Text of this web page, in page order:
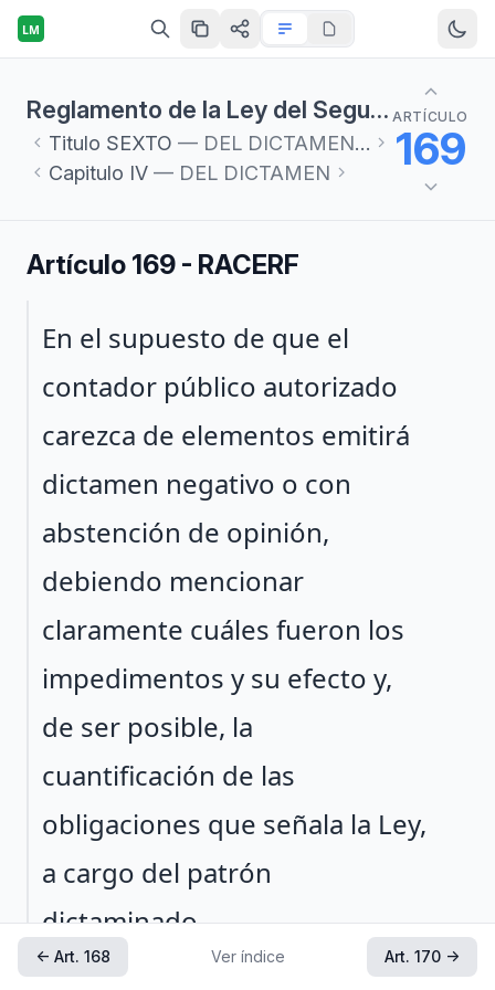
LM
Reglamento de la Ley del Seguro Social en materia de Afiliación, Clasificación de Empresas, Recaudación y Fiscalización
Titulo SEXTO — DEL DICTAMEN Y CORRECCIÓN DE LAS OBLIGACIONES PATRONALES
Capitulo IV — DEL DICTAMEN
ARTÍCULO
169
Artículo 169 - RACERF
Párrafo 1
En el supuesto de que el
contador público autorizado
carezca de elementos emitirá
dictamen negativo o con
abstención de opinión,
debiendo mencionar
claramente cuáles fueron los
impedimentos y su efecto y,
de ser posible, la
cuantificación de las
obligaciones que señala la Ley,
a cargo del patrón
dictaminado.
← Art. 168 Ver índice Art. 170 →